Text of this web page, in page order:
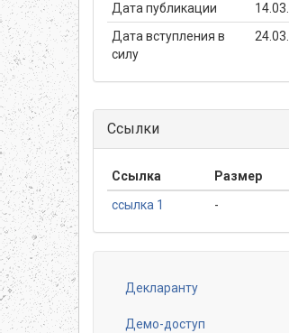
Дата публикации
Дата вступления в
силу
Ссылки
Ссылка Размер
ссылка 1
-
Footer
Декларанту
Демо-доступ